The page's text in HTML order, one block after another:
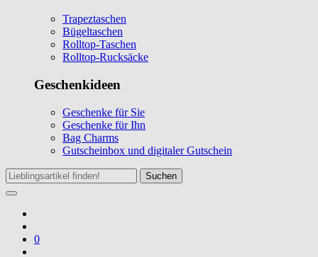
Trapeztaschen
Bügeltaschen
Rolltop-Taschen
Rolltop-Rucksäcke
Geschenkideen
Geschenke für Sie
Geschenke für Ihn
Bag Charms
Gutscheinbox und digitaler Gutschein
Suchen
0